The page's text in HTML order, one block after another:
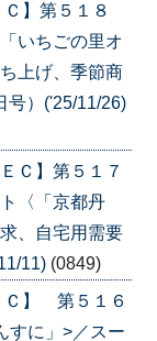
】第５１８
いちごの里オ
上げ、季節商
号）('25/11/26)
Ｃ】第５１７
〈「京都丹
、自宅用需要
11) (0849)
Ｃ】 第５１６
すに」>／スー